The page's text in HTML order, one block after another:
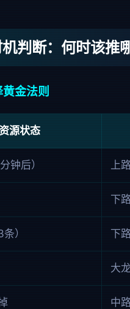
判断：何时该推
金法则
源状态
钟后） 上
下
） 下
大
中